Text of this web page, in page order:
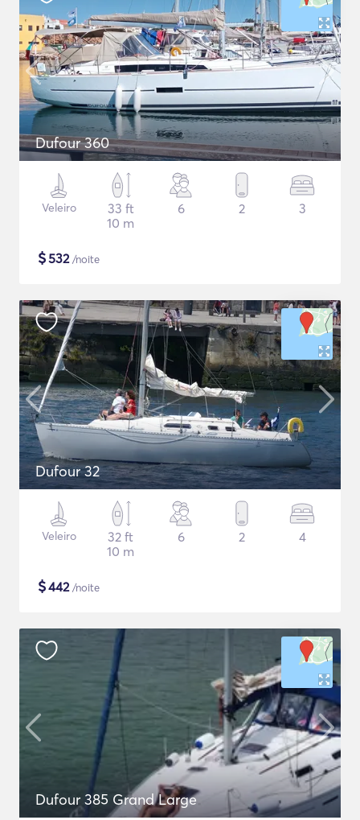
Dufour 360
Veleiro
33 ft
10 m
6 2 3
$532/noite
Dufour 32
Veleiro
32 ft
10 m
6 2 4
$442/noite
Dufour 385 Grand Large